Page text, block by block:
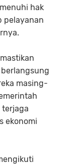
hak
pelayanan
masing-
terjaga
ekonomi